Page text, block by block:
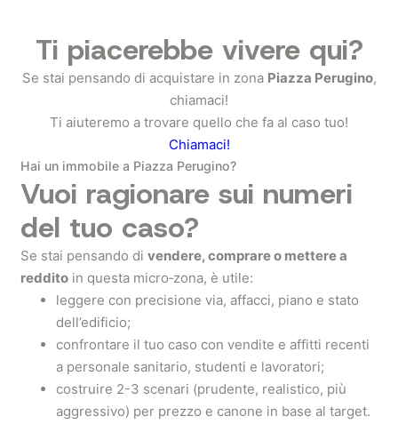
Ti piacerebbe vivere qui?
Se stai pensando di acquistare in zona Piazza Perugino,
chiamaci!
Ti aiuteremo a trovare quello che fa al caso tuo!
Chiamaci!
Hai un immobile a Piazza Perugino?
Vuoi ragionare sui numeri
del tuo caso?
Se stai pensando di vendere, comprare o mettere a
reddito in questa micro‑zona, è utile:
leggere con precisione via, affacci, piano e stato
dell’edificio;
confrontare il tuo caso con vendite e affitti recenti
a personale sanitario, studenti e lavoratori;
costruire 2-3 scenari (prudente, realistico, più
aggressivo) per prezzo e canone in base al target.